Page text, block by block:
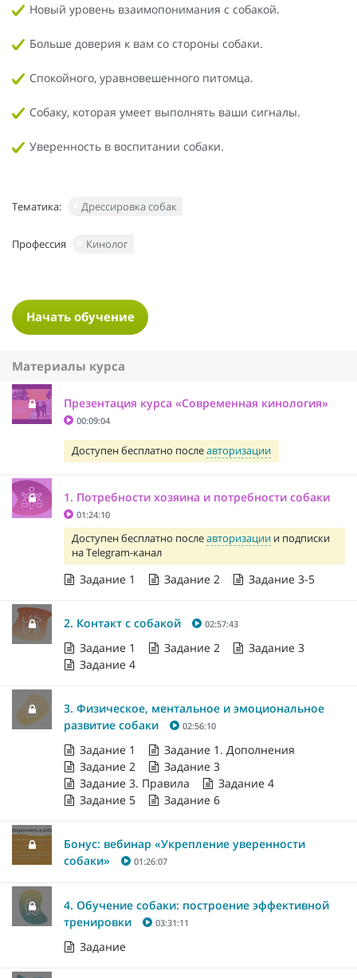
Новый уровень взаимопонимания с собакой.
Больше доверия к вам со стороны собаки.
Спокойного, уравновешенного питомца.
Собаку, которая умеет выполнять ваши сигналы.
Уверенность в воспитании собаки.
Тематика: Дрессировка собак
Профессия Кинолог
Начать обучение
Материалы курса
Презентация курса «Современная кинология»
00:09:04
Доступен бесплатно послеавторизации
1. Потребности хозяина и потребности собаки
01:24:10
Доступен бесплатно послеавторизации и подписки
на Telegram-канал
Задание 1 Задание 2 Задание 3-5
2. Контакт с собакой 02:57:43
Задание 1 Задание 2
Задание 3
Задание 4
3. Физическое, ментальное и эмоциональное
развитие собаки
02:56:10
Задание 1
Задание 1. Дополнения
Задание 2
Задание 3
Задание 3. Правила
Задание 4
Задание 5
Задание 6
Бонус: вебинар «Укрепление уверенности
собаки»
01:26:07
4. Обучение собаки: построение эффективной
тренировки
03:31:11
Задание